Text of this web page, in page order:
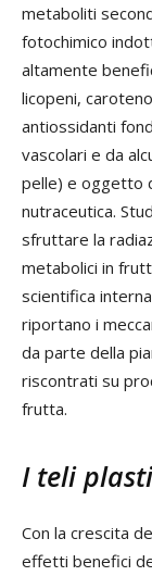
metaboliti
fotochimico
altamente
licopeni,
antiossidanti
vascolari e da
pelle) e oggetto
nutraceutica.
sfruttare la
metabolici in
scientifica
riportano i
da parte della
riscontrati su
frutta.
I teli
Con la crescita
effetti benefici